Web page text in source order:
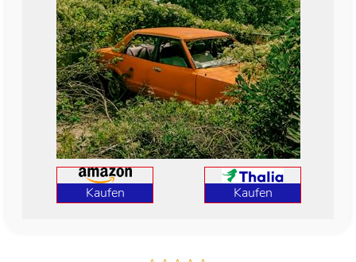
Kaufen Kaufen